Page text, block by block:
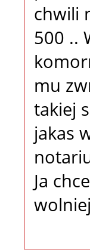
chwili
500 ..
mu
takiej
jakas
Ja